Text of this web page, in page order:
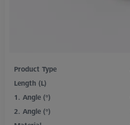
Product Type
Length (L)
1. Angle (°)
2. Angle (°)